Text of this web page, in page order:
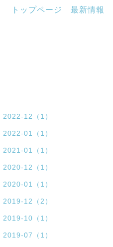
トップページ 最新情報
2022-12（1）
2022-01（1）
2021-01（1）
2020-12（1）
2020-01（1）
2019-12（2）
2019-10（1）
2019-07（1）